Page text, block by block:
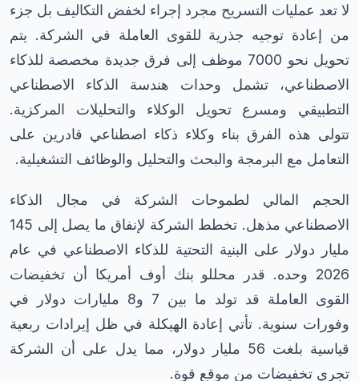
لا تعد عمليات التسريح مجرد إجراء لخفض التكاليف بل جزء
من إعادة توجيه جذرية للقوى العاملة في الشركة. يتم
تحويل نحو 7000 موظف إلى فرق جديدة مخصصة للذكاء
الاصطناعي، تشمل وحدات هندسة الذكاء الاصطناعي
التطبيقي ومسرع تحويل الوكلاء والتحليلات المركزية.
تتولى هذه الفرق بناء وكلاء ذكاء اصطناعي قادرين على
التعامل مع البرمجة والبحث والتحليل والوظائف التشغيلية.
الحجم المالي لطموحات الشركة في مجال الذكاء
الاصطناعي مذهل. تخطط الشركة لإنفاق ما يصل إلى 145
مليار دولار على البنية التحتية للذكاء الاصطناعي في عام
2026 وحده. قدر محللو بنك أوف أمريكا أن تخفيضات
القوى العاملة قد تولد ما بين 7 و8 مليارات دولار في
وفورات سنوية. تأتي إعادة الهيكلة في ظل إيرادات ربعية
قياسية بلغت 56 مليار دولار، مما يدل على أن الشركة
تجري تخفيضات من موقع قوة.